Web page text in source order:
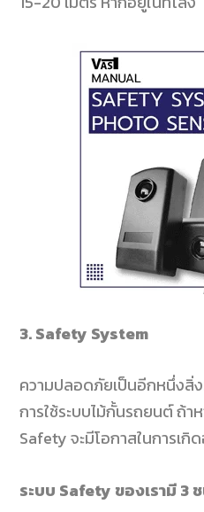
3. Safety System
ความปลอดภัยเป็นอีกหนึ่งสิ่
การใช้ระบบไม้กั้นรถยนต์ ถ้
Safetyจะมีโอกาสในการเกิ
ระบบ Safety ของเรามี3